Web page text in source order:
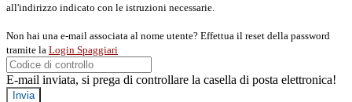
all'indirizzo indicato con le istruzioni necessarie.
Non hai una e-mail associata al nome utente? Effettua il reset della password
tramite la Login Spaggiari
E-mail inviata, si prega di controllare la casella di posta elettronica!